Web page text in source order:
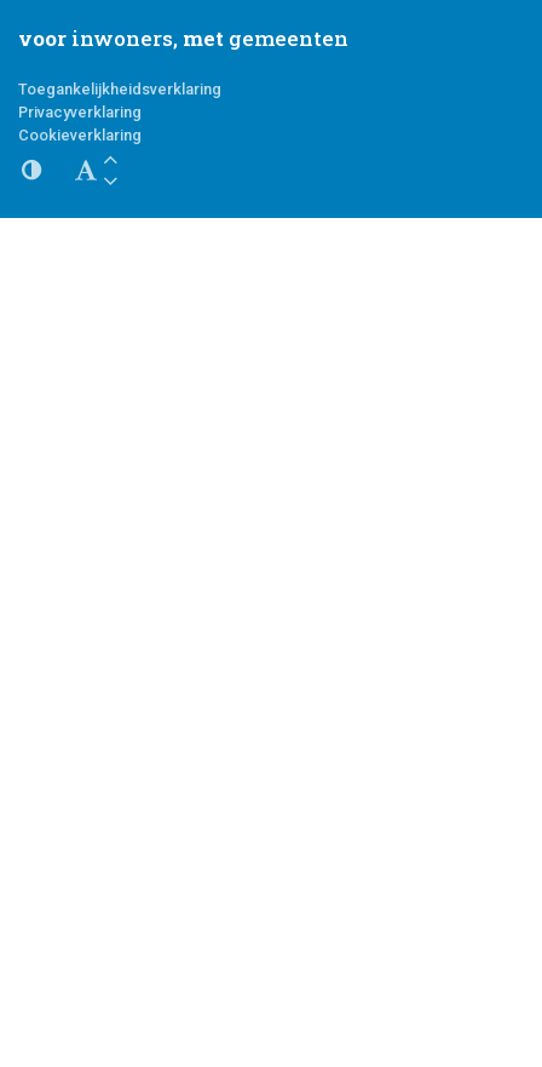
voor inwoners, met gemeenten
Toegankelijkheidsverklaring
Privacyverklaring
Cookieverklaring